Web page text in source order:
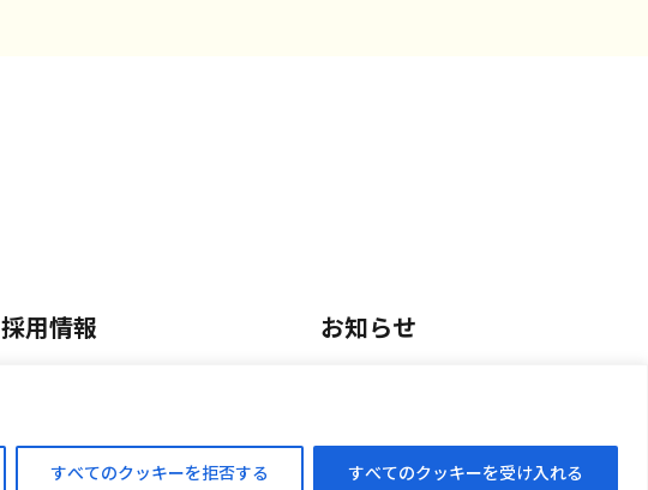
すべてのクッキーを拒否する すべてのクッキーを受け入れる
採用情報 お知らせ